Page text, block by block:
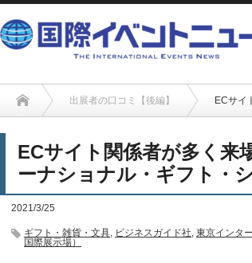
出展者の口コミ【後編】 ECサイ
ECサイト関係者が多く来
ーナショナル・ギフト・
2021/3/25
ギフト・雑貨・文具, ビジネスガイド社, 東京インタ
国際展示場）